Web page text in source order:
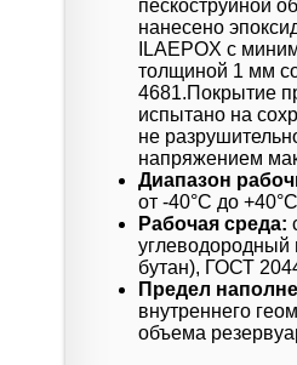
пескоструйной
нанесено
ILAEPOX с
толщиной 1 мм
4681.Покрытие
испытано на
не
напряжением
Диапазон
от -40°C до +40°C
Рабочая среда:
углеводородный
бутан), ГОСТ
Предел
внутреннего
объема